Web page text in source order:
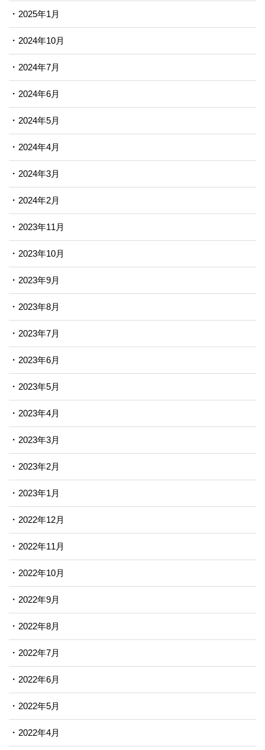
2025年1月
2024年10月
2024年7月
2024年6月
2024年5月
2024年4月
2024年3月
2024年2月
2023年11月
2023年10月
2023年9月
2023年8月
2023年7月
2023年6月
2023年5月
2023年4月
2023年3月
2023年2月
2023年1月
2022年12月
2022年11月
2022年10月
2022年9月
2022年8月
2022年7月
2022年6月
2022年5月
2022年4月